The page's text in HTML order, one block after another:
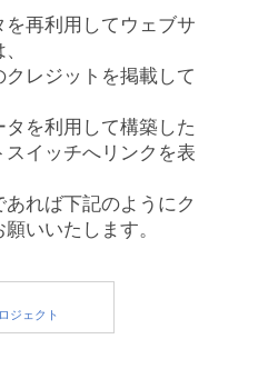
再利用してウェブサ
レジットを掲載して
を利用して構築した
イッチへリンクを表
れば下記のようにク
いいたします。